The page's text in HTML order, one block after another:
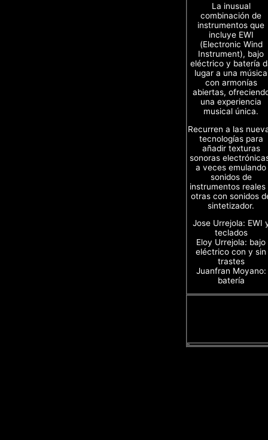
La inusual
combinación de
instrumentos que
incluye EWI
(Electronic Wind
Instrument), bajo
eléctrico y batería
lugar a una música
con armonías
abiertas,
una experiencia
musical única.
Recurren a las
tecnologías para
añadir texturas
sonoras
a veces emulando
sonidos de
instrumentos reales
otras con sonidos
sintetizador.
Jose Urrejola: EWI
teclados
Eloy Urrejola: bajo
eléctrico con y sin
trastes
Juanfran Moyano:
batería